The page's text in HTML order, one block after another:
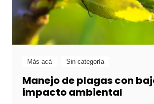
Más acá Sin categoría
Manejo de plagas con
impacto ambiental